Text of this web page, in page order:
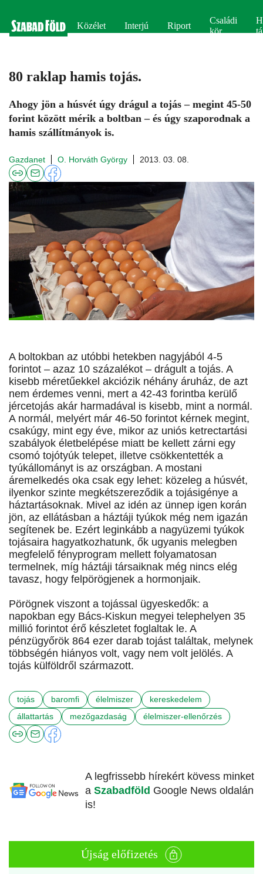
Közélet Interjú Riport
Családi
kör
80 raklap hamis tojás.
Ahogy jön a húsvét úgy drágul a tojás – megint 45-50
forint között mérik a boltban – és úgy szaporodnak a
hamis szállítmányok is.
Gazdanet O. Horváth György 2013. 03. 08.
A boltokban az utóbbi hetekben nagyjából 4-5
forintot – azaz 10 százalékot – drágult a tojás. A
kisebb méretűekkel akciózik néhány áruház, de azt
nem érdemes venni, mert a 42-43 forintba kerülő
jércetojás akár harmadával is kisebb, mint a normál.
A normál, melyért már 46-50 forintot kérnek megint,
csakúgy, mint egy éve, mikor az uniós ketrectartási
szabályok életbelépése miatt be kellett zárni egy
csomó tojótyúk telepet, illetve csökkentették a
tyúkállományt is az országban. A mostani
áremelkedés oka csak egy lehet: közeleg a húsvét,
ilyenkor szinte megkétszereződik a tojásigénye a
háztartásoknak. Mivel az idén az ünnep igen korán
jön, az ellátásban a háztáji tyúkok még nem igazán
segítenek be. Ezért leginkább a nagyüzemi tyúkok
tojásaira hagyatkozhatunk, ők ugyanis melegben
megfelelő fényprogram mellett folyamatosan
termelnek, míg háztáji társaiknak még nincs elég
tavasz, hogy felpörögjenek a hormonjaik.
Pörögnek viszont a tojással ügyeskedők: a
napokban egy Bács-Kiskun megyei telephelyen 35
millió forintot érő készletet foglaltak le. A
pénzügyőrök 864 ezer darab tojást találtak, melynek
többségén hiányos volt, vagy nem volt jelölés. A
tojás külföldről származott.
tojás baromfi élelmiszer
kereskedelem
állattartás
mezőgazdaság élelmiszer-ellenőrzés
A legfrissebb hírekért kövess minket
a Szabadföld Google News oldalán
is!
Újság előfizetés